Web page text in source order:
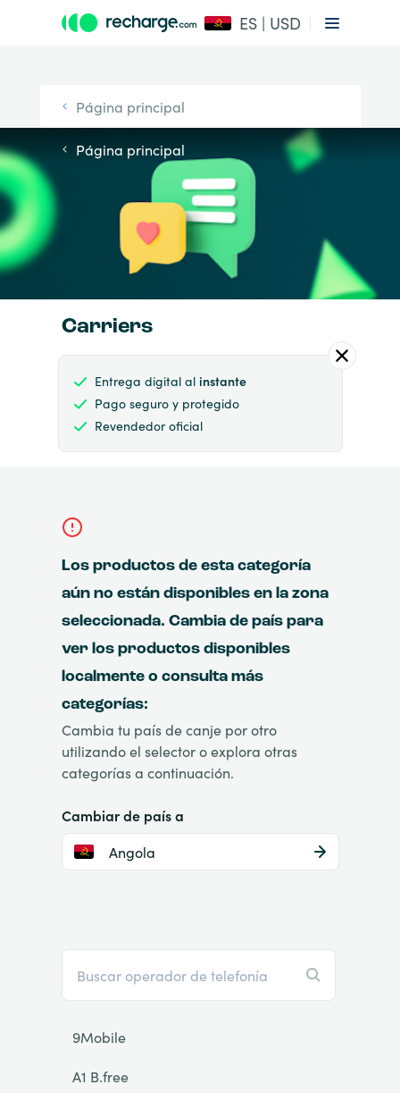
ES | USD
Página principal
Página principal
Carriers
Entrega digital al instante
Pago seguro y protegido
Revendedor oficial
Los productos de esta categoría
aún no están disponibles en la zona
seleccionada. Cambia de país para
ver los productos disponibles
localmente o consulta más
categorías:
Cambia tu país de canje por otro
utilizando el selector o explora otras
categorías a continuación.
Cambiar de país a
Angola
9Mobile
A1 B.free